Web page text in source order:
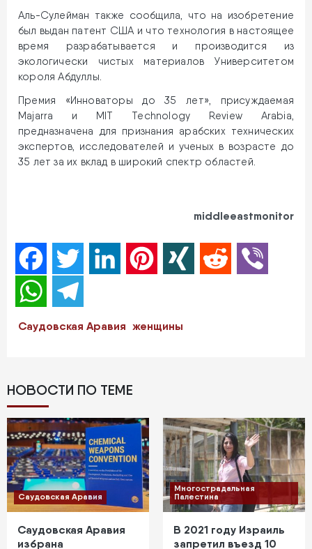
Аль-Сулейман также сообщила, что на изобретение
был выдан патент США и что технология в настоящее
время разрабатывается и производится из
экологически чистых материалов Университетом
короля Абдуллы.
Премия «Инноваторы до 35 лет», присуждаемая
Majarra и MIT Technology Review Arabia,
предназначена для признания арабских технических
экспертов, исследователей и ученых в возрасте до
35 лет за их вклад в широкий спектр областей.
middleeastmonitor
FacebookTwitter LinkedIn Pinterest XING Reddit
WhatsApp
Саудовская Аравия женщины
НОВОСТИ ПО ТЕМЕ
Саудовская Аравия
Саудовская Аравия
избрана
Многострадальная
Палестина
В 2021 году Израиль
запретил въезд 10